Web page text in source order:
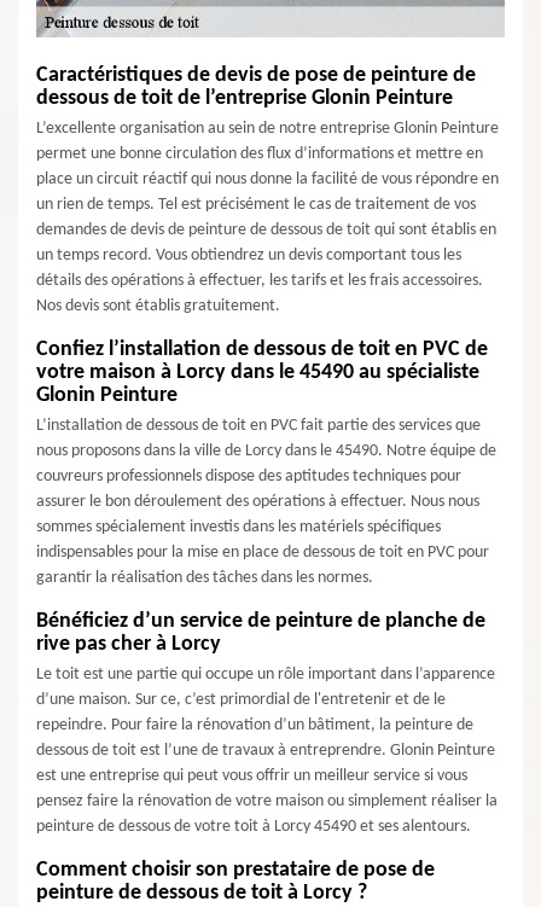
Caractéristiques de devis de pose de peinture de
dessous de toit de l’entreprise Glonin Peinture
L’excellente organisation au sein de notre entreprise Glonin Peinture
permet une bonne circulation des flux d’informations et mettre en
place un circuit réactif qui nous donne la facilité de vous répondre en
un rien de temps. Tel est précisément le cas de traitement de vos
demandes de devis de peinture de dessous de toit qui sont établis en
un temps record. Vous obtiendrez un devis comportant tous les
détails des opérations à effectuer, les tarifs et les frais accessoires.
Nos devis sont établis gratuitement.
Confiez l’installation de dessous de toit en PVC de
votre maison à Lorcy dans le 45490 au spécialiste
Glonin Peinture
L’installation de dessous de toit en PVC fait partie des services que
nous proposons dans la ville de Lorcy dans le 45490. Notre équipe de
couvreurs professionnels dispose des aptitudes techniques pour
assurer le bon déroulement des opérations à effectuer. Nous nous
sommes spécialement investis dans les matériels spécifiques
indispensables pour la mise en place de dessous de toit en PVC pour
garantir la réalisation des tâches dans les normes.
Bénéficiez d’un service de peinture de planche de
rive pas cher à Lorcy
Le toit est une partie qui occupe un rôle important dans l’apparence
d’une maison. Sur ce, c’est primordial de l'entretenir et de le
repeindre. Pour faire la rénovation d’un bâtiment, la peinture de
dessous de toit est l’une de travaux à entreprendre. Glonin Peinture
est une entreprise qui peut vous offrir un meilleur service si vous
pensez faire la rénovation de votre maison ou simplement réaliser la
peinture de dessous de votre toit à Lorcy 45490 et ses alentours.
Comment choisir son prestataire de pose de
peinture de dessous de toit à Lorcy ?